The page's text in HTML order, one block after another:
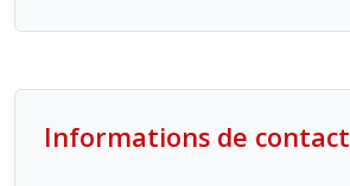
Informations de contact